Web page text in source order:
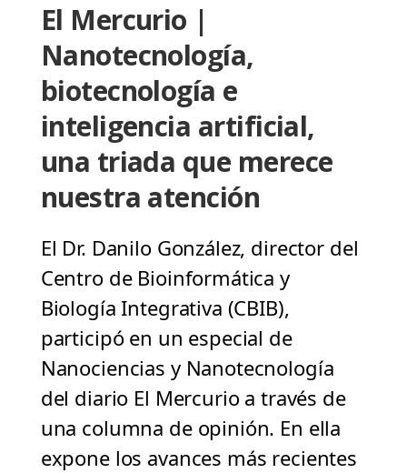
El Mercurio |
Nanotecnología,
biotecnología e
inteligencia artificial,
una triada que merece
nuestra atención
El Dr. Danilo González, director del
Centro de Bioinformática y
Biología Integrativa (CBIB),
participó en un especial de
Nanociencias y Nanotecnología
del diario El Mercurio a través de
una columna de opinión. En ella
expone los avances más recientes